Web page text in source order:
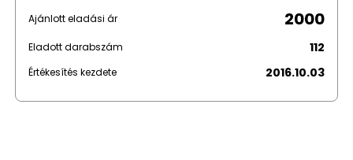
Ajánlott eladási ár 2000
Eladott darabszám 112
Értékesítés kezdete 2016.10.03